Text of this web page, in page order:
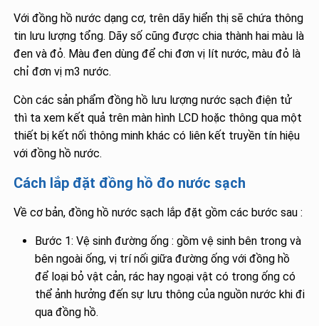
Với đồng hồ nước dạng cơ, trên dãy hiển thị sẽ chứa thông
tin lưu lượng tổng. Dãy số cũng được chia thành hai màu là
đen và đỏ. Màu đen dùng để chi đơn vị lít nước, màu đỏ là
chỉ đơn vị m3 nước.
Còn các sản phẩm đồng hồ lưu lượng nước sạch điện tử
thì ta xem kết quả trên màn hình LCD hoặc thông qua một
thiết bị kết nối thông minh khác có liên kết truyền tín hiệu
với đồng hồ nước.
Cách lắp đặt đồng hồ đo nước sạch
Về cơ bản, đồng hồ nước sạch lắp đặt gồm các bước sau :
Bước 1: Vệ sinh đường ống : gồm vệ sinh bên trong và
bên ngoài ống, vị trí nối giữa đường ống với đồng hồ
để loại bỏ vật cản, rác hay ngoại vật có trong ống có
thể ảnh hưởng đến sự lưu thông của nguồn nước khi đi
qua đồng hồ.